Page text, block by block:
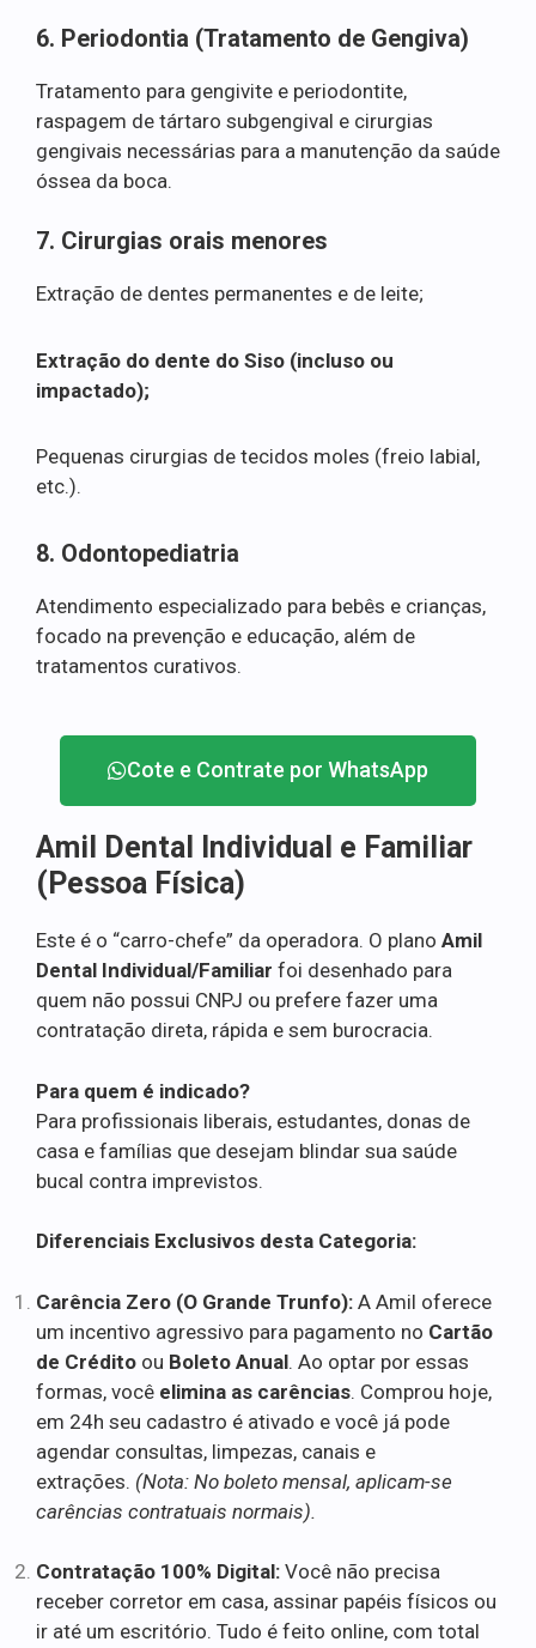
6. Periodontia (Tratamento de Gengiva)
Tratamento para gengivite e periodontite,
raspagem de tártaro subgengival e cirurgias
gengivais necessárias para a manutenção da saúde
óssea da boca.
7. Cirurgias orais menores
Extração de dentes permanentes e de leite;
Extração do dente do Siso (incluso ou
impactado);
Pequenas cirurgias de tecidos moles (freio labial,
etc.).
8. Odontopediatria
Atendimento especializado para bebês e crianças,
focado na prevenção e educação, além de
tratamentos curativos.
Cote e Contrate por WhatsApp
Amil Dental Individual e Familiar
(Pessoa Física)
Este é o “carro-chefe” da operadora. O plano Amil
Dental Individual/Familiar foi desenhado para
quem não possui CNPJ ou prefere fazer uma
contratação direta, rápida e sem burocracia.
Para quem é indicado?
Para profissionais liberais, estudantes, donas de
casa e famílias que desejam blindar sua saúde
bucal contra imprevistos.
Diferenciais Exclusivos desta Categoria:
Carência Zero (O Grande Trunfo): A Amil oferece
um incentivo agressivo para pagamento no Cartão
de Crédito ou Boleto Anual. Ao optar por essas
formas, você elimina as carências. Comprou hoje,
em 24h seu cadastro é ativado e você já pode
agendar consultas, limpezas, canais e
extrações. (Nota: No boleto mensal, aplicam-se
carências contratuais normais).
Contratação 100% Digital: Você não precisa
receber corretor em casa, assinar papéis físicos ou
ir até um escritório. Tudo é feito online, com total